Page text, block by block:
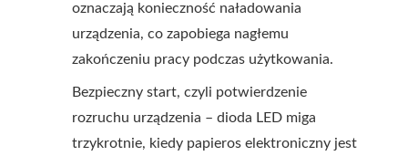
oznaczają konieczność naładowania
urządzenia, co zapobiega nagłemu
zakończeniu pracy podczas użytkowania.
Bezpieczny start, czyli potwierdzenie
rozruchu urządzenia – dioda LED miga
trzykrotnie, kiedy papieros elektroniczny jest